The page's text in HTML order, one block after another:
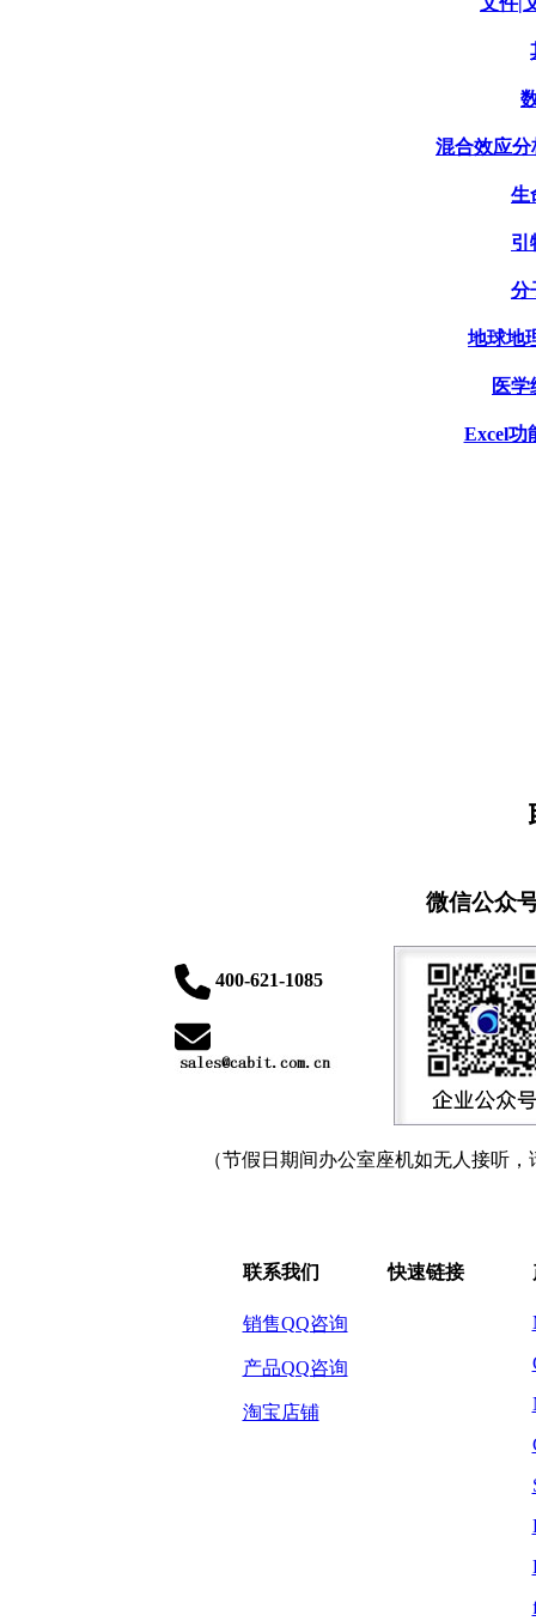
混合效应分
生
引
分
地球地
医学
Excel功
微信公众
400-621-1085
（节假日期间办公室座机如无人接听
联系我们 快速链接
销售QQ咨询
产品QQ咨询
淘宝店铺